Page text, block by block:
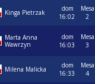
Kinga Pietrzak
dom
16:02
Mesa
2
Marta Anna
Wawrzyn
dom
16:03
Mesa
3
Milena Malicka
dom
16:33
Mesa
4